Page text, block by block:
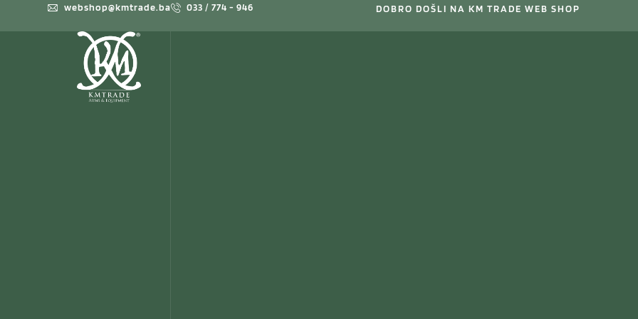
webshop@kmtrade.ba 033 / 774 - 946 DOBRO DOŠLI NA KM TRADE WEB SHOP